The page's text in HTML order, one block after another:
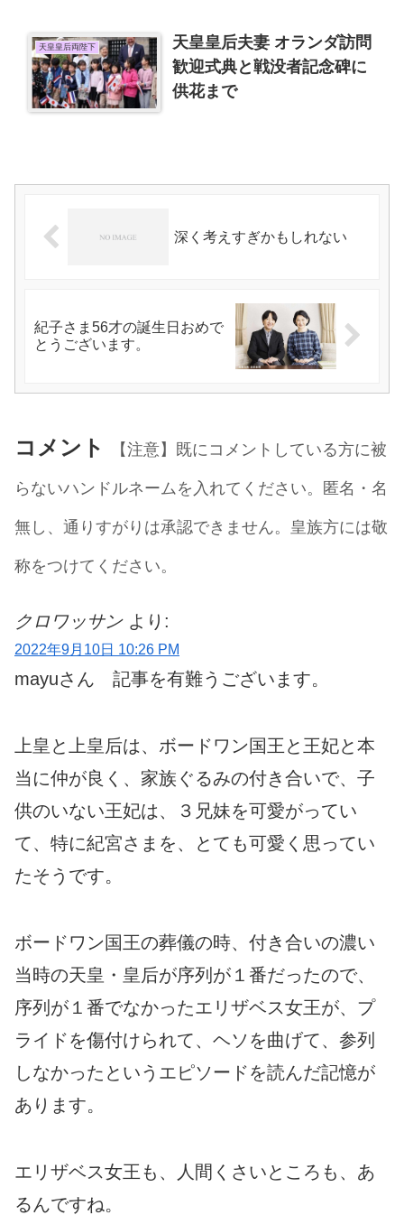
天皇皇后両陛下
天皇皇后夫妻 オランダ訪問
歓迎式典と戦没者記念碑に
供花まで
深く考えすぎかもしれない
紀子さま56才の誕生日おめで
とうございます。
コメント
【注意】既にコメントしている方に被
らないハンドルネームを入れてください。匿名・名
無し、通りすがりは承認できません。皇族方には敬
称をつけてください。
クロワッサン より:
2022年9月10日 10:26 PM
mayuさん 記事を有難うございます。
上皇と上皇后は、ボードワン国王と王妃と本
当に仲が良く、家族ぐるみの付き合いで、子
供のいない王妃は、３兄妹を可愛がってい
て、特に紀宮さまを、とても可愛く思ってい
たそうです。
ボードワン国王の葬儀の時、付き合いの濃い
当時の天皇・皇后が序列が１番だったので、
序列が１番でなかったエリザベス女王が、プ
ライドを傷付けられて、ヘソを曲げて、参列
しなかったというエピソードを読んだ記憶が
あります。
エリザベス女王も、人間くさいところも、あ
るんですね。